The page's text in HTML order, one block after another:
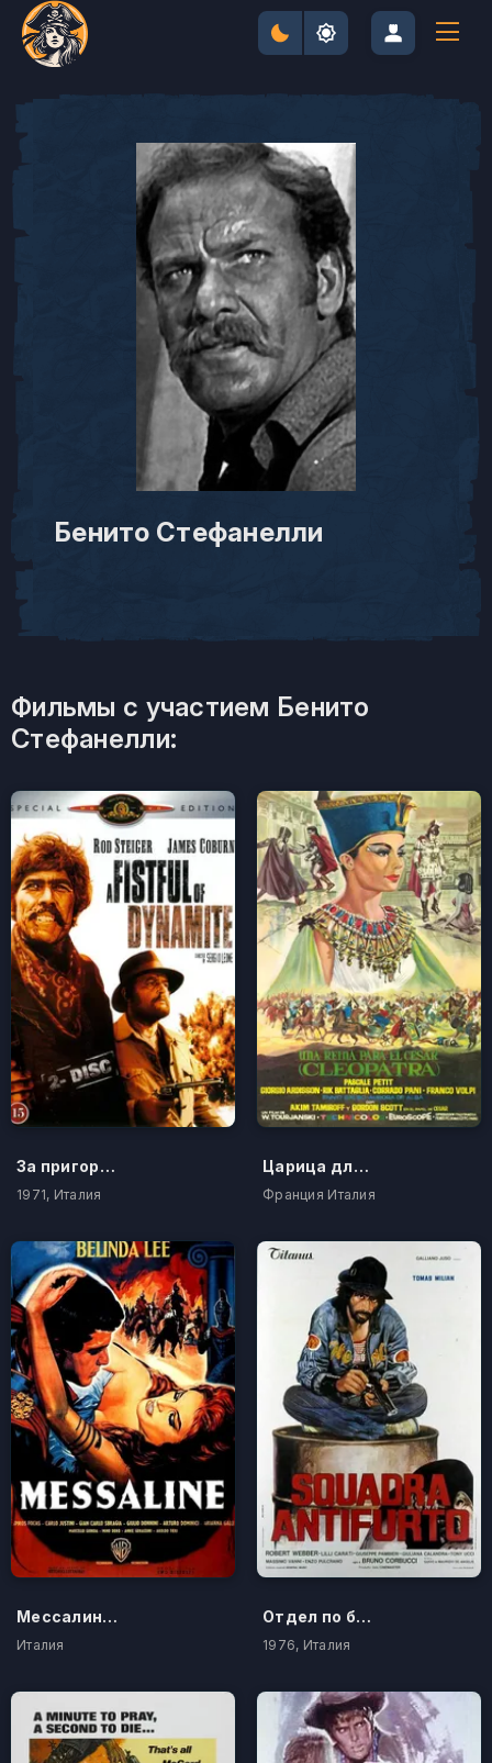
Бенито Стефанелли
Фильмы с участием Бенито
Стефанелли:
За пригоршню динамита
1971, Италия
Царица для Цезаря
Франция Италия
Мессалина, императрица Венеры
Италия
Отдел по борьбе с угонами
1976, Италия